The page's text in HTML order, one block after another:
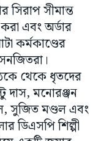
সিরাপ সীমান্ত
এবং অর্ডার
কর্মকাণ্ডের
থেকে ধৃতদের
দাস, মনোরঞ্জন
সুজিত মণ্ডল এবং
ডিএসপি শিল্পী